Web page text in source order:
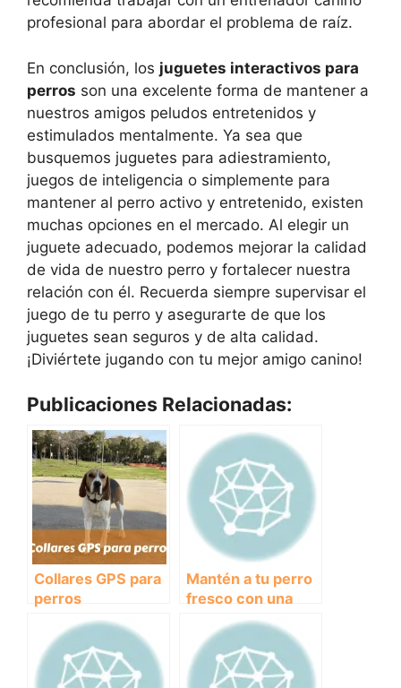
profesional para abordar el problema de raíz.
En conclusión, los juguetes interactivos para
perros son una excelente forma de mantener a
nuestros amigos peludos entretenidos y
estimulados mentalmente. Ya sea que
busquemos juguetes para adiestramiento,
juegos de inteligencia o simplemente para
mantener al perro activo y entretenido, existen
muchas opciones en el mercado. Al elegir un
juguete adecuado, podemos mejorar la calidad
de vida de nuestro perro y fortalecer nuestra
relación con él. Recuerda siempre supervisar el
juego de tu perro y asegurarte de que los
juguetes sean seguros y de alta calidad.
¡Diviértete jugando con tu mejor amigo canino!
Publicaciones Relacionadas:
Collares GPS para
perros
Mantén a tu perro
fresco con una
refrescante:
¡Descubre sus
beneficios!